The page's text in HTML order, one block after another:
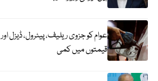
عوام کو جزوی ریلیف، پیٹرول، ڈیزل
قیمتوں میں کمی